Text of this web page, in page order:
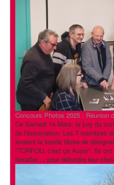
Concours Photos 2025 : Réunion
Ce Samedi 14 Mars, le jury du
de l'association. Les 7 membres
avaient la lourde tâche de
"TORFOU, c'est ça Aussi". Ils ont
ferrailler,... pour défendre leur